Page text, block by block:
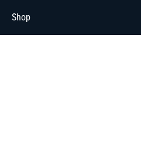
Shop